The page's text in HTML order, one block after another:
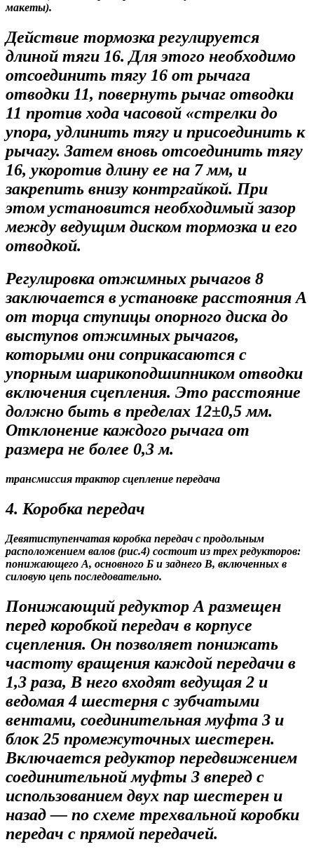
макеты).
Действие тормозка регулируется
длиной тяги 16. Для этого необходимо
отсоединить тягу 16 от рычага
отводки 11, повернуть рычаг отводки
11 против хода часовой «стрелки до
упора, удлинить тягу и присоединить к
рычагу. Затем вновь отсоединить тягу
16, укоротив длину ее на 7 мм, и
закрепить внизу контргайкой. При
этом установится необходимый зазор
между ведущим диском тормозка и его
отводкой.
Регулировка отжимных рычагов 8
заключается в установке расстояния А
от торца ступицы опорного диска до
выступов отжимных рычагов,
которыми они соприкасаются с
упорным шарикоподшипником отводки
включения сцепления. Это расстояние
должно быть в пределах 12±0,5 мм.
Отклонение каждого рычага от
размера не более 0,3 м.
трансмиссия трактор сцепление передача
4. Коробка передач
Девятиступенчатая коробка передач с продольным
расположением валов (рис.4) состоит из трех редукторов:
понижающего А, основного Б и заднего В, включенных в
силовую цепь последовательно.
Понижающий редуктор А размещен
перед коробкой передач в корпусе
сцепления. Он позволяет понижать
частоту вращения каждой передачи в
1,3 раза, В него входят ведущая 2 и
ведомая 4 шестерня с зубчатыми
вентами, соединительная муфта 3 и
блок 25 промежуточных шестерен.
Включается редуктор передвижением
соединительной муфты 3 вперед с
использованием двух пар шестерен и
назад — по схеме трехвальной коробки
передач с прямой передачей.